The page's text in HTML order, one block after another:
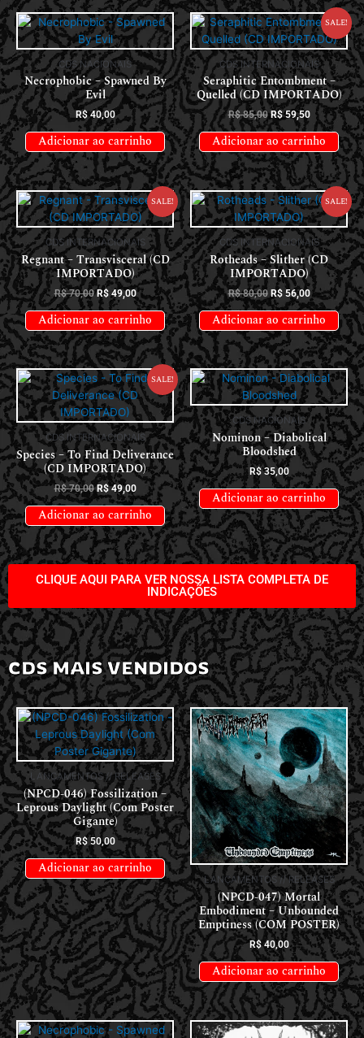
CDS NACIONAIS
Necrophobic – Spawned By
Evil
R$40,00
Adicionar ao carrinho
Sale!
CDS INTERNACIONAIS
Seraphitic Entombment –
Quelled (CD IMPORTADO)
R$85,00 R$59,50
Adicionar ao carrinho
Sale!
CDS INTERNACIONAIS
Regnant – Transvisceral (CD
IMPORTADO)
R$70,00 R$49,00
Adicionar ao carrinho
Sale!
CDS INTERNACIONAIS
Rotheads – Slither (CD
IMPORTADO)
R$80,00 R$56,00
Adicionar ao carrinho
Sale!
CDS INTERNACIONAIS
Species – To Find Deliverance
(CD IMPORTADO)
R$70,00 R$49,00
Adicionar ao carrinho
CDS NACIONAIS
Nominon – Diabolical
Bloodshed
R$35,00
Adicionar ao carrinho
CLIQUE AQUI PARA VER NOSSA LISTA COMPLETA DE
INDICAÇÕES
CDS MAIS VENDIDOS
LANÇAMENTOS // RELEASES
(NPCD-046) Fossilization –
Leprous Daylight (Com Poster
Gigante)
R$50,00
Adicionar ao carrinho
LANÇAMENTOS // RELEASES
(NPCD-047) Mortal
Embodiment – Unbounded
Emptiness (COM POSTER)
R$40,00
Adicionar ao carrinho